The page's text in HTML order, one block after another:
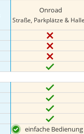
Onroad
Straße, Parkplätze &
einfache Bedienung